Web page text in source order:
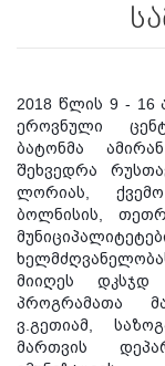
2018 წლის 9 - 16
ეროვნული
ბატონმა
შეხვედრა
ლორიას,
ბოლნისის,
მიიღეს დკსჯდ
პროგრამათა
ვ.გეთიამ,
მართვის